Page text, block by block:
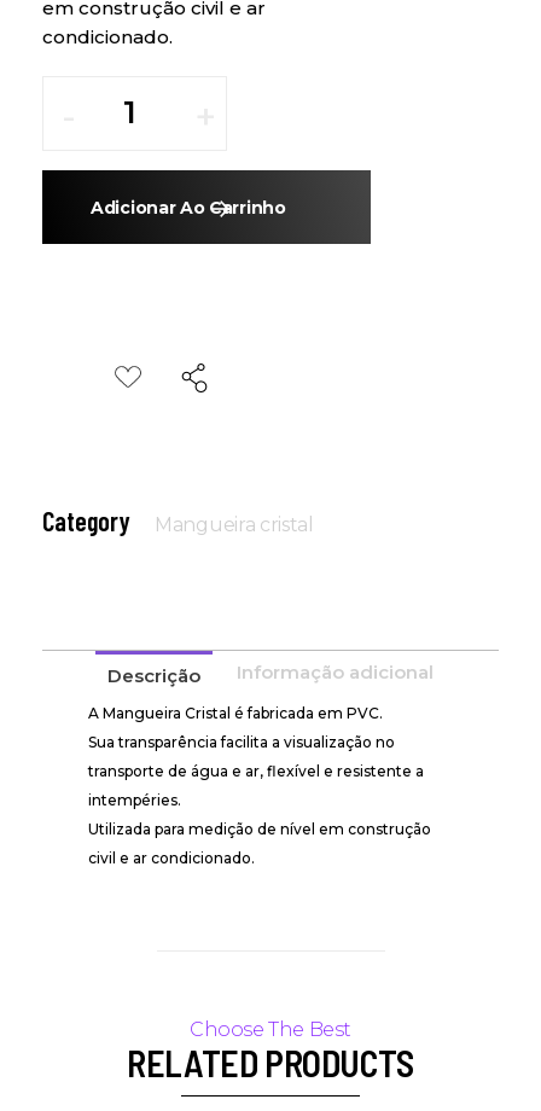
em construção civil e ar
condicionado.
Adicionar Ao Carrinho
Category Mangueira cristal
Descrição Informação adicional
A Mangueira Cristal é fabricada em PVC.
Sua transparência facilita a visualização no
transporte de água e ar, flexível e resistente a
intempéries.
Utilizada para medição de nível em construção
civil e ar condicionado.
RELATED PRODUCTS